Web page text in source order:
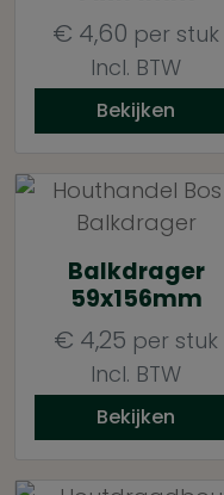
€ 4,60 per stuk
Incl. BTW
Bekijken
Balkdrager
59x156mm
€ 4,25 per stuk
Incl. BTW
Bekijken